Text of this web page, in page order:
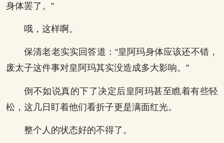
身体罢了。”
哦，这样啊。
保清老老实实回答道：“皇阿玛身体应该还不错，
废太子这件事对皇阿玛其实没造成多大影响。”
倒不如说真的下了决定后皇阿玛甚至瞧着有些轻
松，这几日盯着他们看折子更是满面红光。
整个人的状态好的不得了。